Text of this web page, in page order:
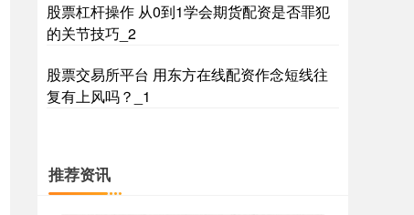
期指IC0 7877.80 +164.40 +2.13%
股票杠杆操作 从0到1学会期货配资是否罪犯
的关节技巧_2
股票交易所平台 用东方在线配资作念短线往
复有上风吗？_1
推荐资讯